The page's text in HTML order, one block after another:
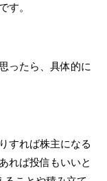
す。
ったら、具体的に
すれば株主になる
れば投信もいいと